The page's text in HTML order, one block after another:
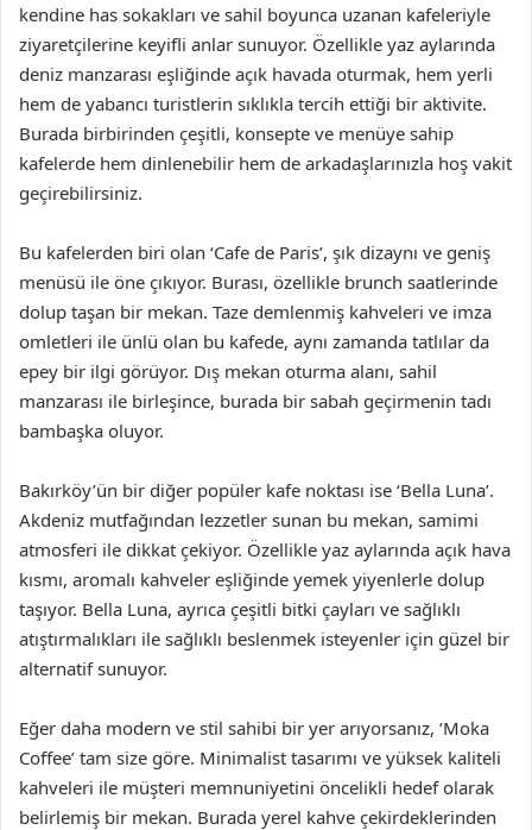
kendine has sokakları ve sahil boyunca uzanan kafeleriyle
ziyaretçilerine keyifli anlar sunuyor. Özellikle yaz aylarında
deniz manzarası eşliğinde açık havada oturmak, hem yerli
hem de yabancı turistlerin sıklıkla tercih ettiği bir aktivite.
Burada birbirinden çeşitli, konsepte ve menüye sahip
kafelerde hem dinlenebilir hem de arkadaşlarınızla hoş vakit
geçirebilirsiniz.
Bu kafelerden biri olan ‘Cafe de Paris’, şık dizaynı ve geniş
menüsü ile öne çıkıyor. Burası, özellikle brunch saatlerinde
dolup taşan bir mekan. Taze demlenmiş kahveleri ve imza
omletleri ile ünlü olan bu kafede, aynı zamanda tatlılar da
epey bir ilgi görüyor. Dış mekan oturma alanı, sahil
manzarası ile birleşince, burada bir sabah geçirmenin tadı
bambaşka oluyor.
Bakırköy’ün bir diğer popüler kafe noktası ise ‘Bella Luna’.
Akdeniz mutfağından lezzetler sunan bu mekan, samimi
atmosferi ile dikkat çekiyor. Özellikle yaz aylarında açık hava
kısmı, aromalı kahveler eşliğinde yemek yiyenlerle dolup
taşıyor. Bella Luna, ayrıca çeşitli bitki çayları ve sağlıklı
atıştırmalıkları ile sağlıklı beslenmek isteyenler için güzel bir
alternatif sunuyor.
Eğer daha modern ve stil sahibi bir yer arıyorsanız, ‘Moka
Coffee’ tam size göre. Minimalist tasarımı ve yüksek kaliteli
kahveleri ile müşteri memnuniyetini öncelikli hedef olarak
belirlemiş bir mekan. Burada yerel kahve çekirdeklerinden